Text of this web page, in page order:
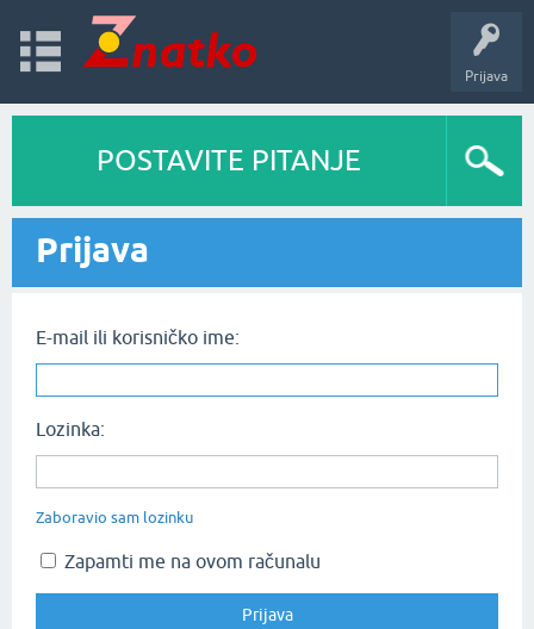
Prijava
POSTAVITE PITANJE
Prijava
E-mail ili korisničko ime:
Lozinka:
Zaboravio sam lozinku
Zapamti me na ovom računalu